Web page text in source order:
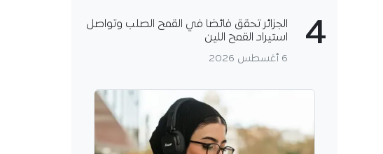
4
الجزائر تحقق فائضا في القمح الصلب وتواصل
استيراد القمح اللين
6 أغسطس 2026